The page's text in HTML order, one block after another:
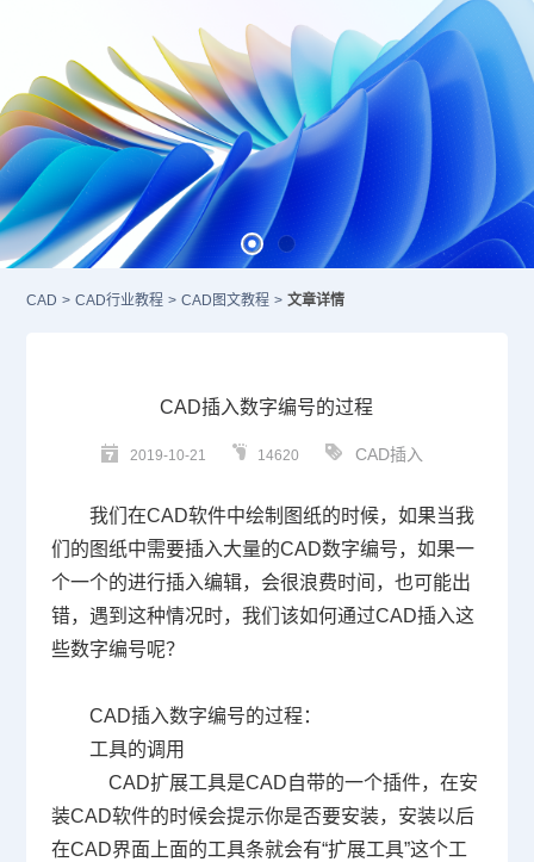
CAD > CAD行业教程 > CAD图文教程 > 文章详情
CAD插入数字编号的过程
2019-10-21 14620 CAD插入
我们在CAD软件中绘制图纸的时候，如果当我
们的图纸中需要插入大量的CAD数字编号，如果一
个一个的进行插入编辑，会很浪费时间，也可能出
错，遇到这种情况时，我们该如何通过CAD插入这
些数字编号呢？
CAD插入数字编号的过程：
工具的调用
CAD扩展工具是CAD 自带的一个插件，在安
装CAD软件的时候会提示你是否要安装，安装以后
在CAD界面上面的工具条就会有“扩展工具”这个工